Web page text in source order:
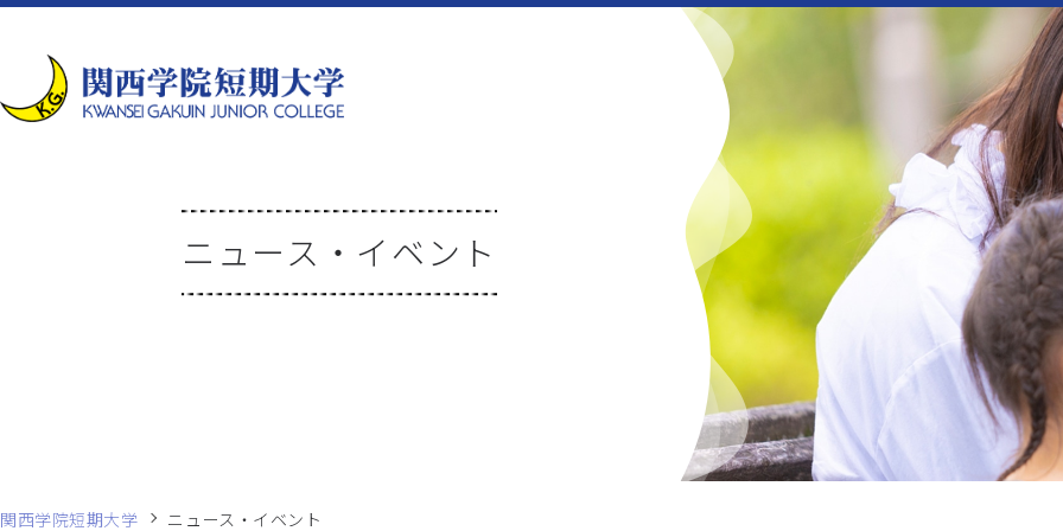
ニュース・イベント
関西学院短期大学 ニュース・イベント